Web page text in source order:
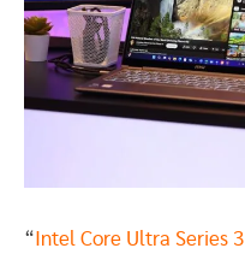
“ Intel Core Ultra Series 3